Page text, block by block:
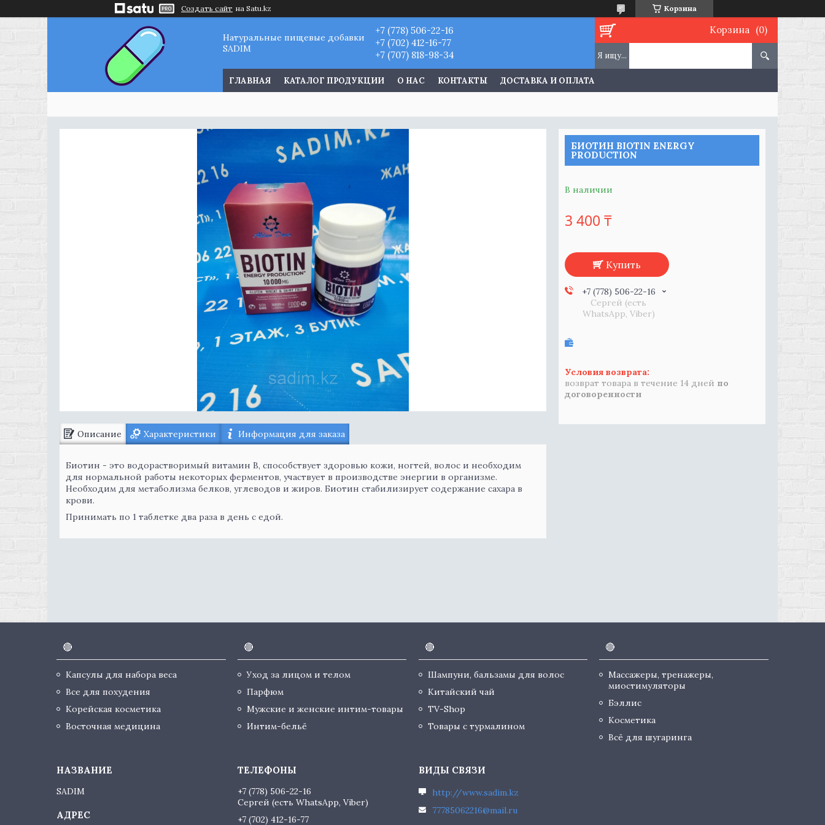
Создать сайт на Satu.kz Корзина
Натуральные пищевые добавки
SADIM
+7 (778) 506-22-16
+7 (702) 412-16-77
+7 (707) 818-98-34
Корзина
ГЛАВНАЯ КАТАЛОГ ПРОДУКЦИИ О НАС КОНТАКТЫ ДОСТАВКА И ОПЛАТА
Описание Характеристики Информация для заказа
Биотин - это водорастворимый витамин В, способствует здоровью кожи, ногтей, волос и необходим
для нормальной работы некоторых ферментов, участвует в производстве энергии в организме.
Необходим для метаболизма белков, углеводов и жиров. Биотин стабилизирует содержание сахара в
крови.
Принимать по 1 таблетке два раза в день с едой.
БИОТИН BIOTIN ENERGY
PRODUCTION
В наличии
3 400 ₸
Купить
+7 (778) 506-22-16
Сергей (есть
WhatsApp, Viber)
возврат товара в течение 14 дней по
договоренности
🔴
Капсулы для набора веса
Все для похудения
Корейская косметика
Восточная медицина
🔴
Уход за лицом и телом
Парфюм
Мужские и женские интим-товары
Интим-бельё
🔴
Шампуни, бальзамы для волос
Китайский чай
TV-Shop
Товары с турмалином
🔴
Массажеры, тренажеры,
миостимуляторы
Бэллис
Косметика
Всё для шугаринга
SADIM
+7 (778) 506-22-16
Сергей (есть WhatsApp, Viber)
+7 (702) 412-16-77
http://www.sadim.kz
77785062216@mail.ru